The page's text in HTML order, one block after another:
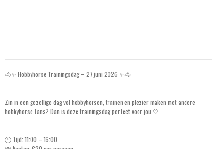
🐴✨ Hobbyhorse Trainingsdag – 27 juni 2026 ✨🐴
Zin in een gezellige dag vol hobbyhorsen, trainen en plezier maken met andere
hobbyhorse fans? Dan is deze trainingsdag perfect voor jou 🤍
🕚 Tijd: 11:00 – 16:00